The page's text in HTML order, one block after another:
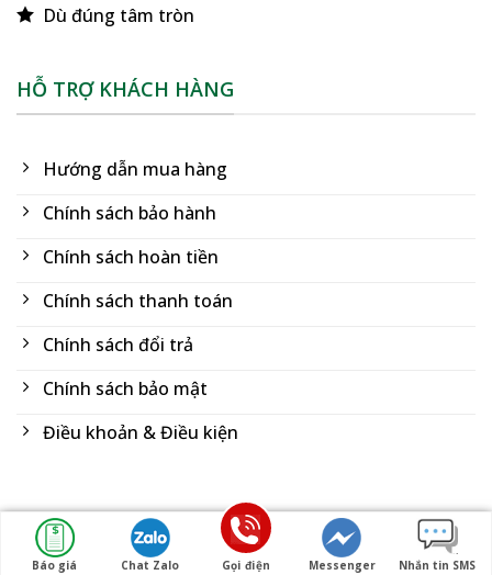
Dù đúng tâm tròn
HỖ TRỢ KHÁCH HÀNG
Hướng dẫn mua hàng
Chính sách bảo hành
Chính sách hoàn tiền
Chính sách thanh toán
Chính sách đổi trả
Chính sách bảo mật
Điều khoản & Điều kiện
Copyright 2026 © Dù Bảo Huy
Báo giá Chat Zalo Gọi điện Messenger Nhắn tin SMS